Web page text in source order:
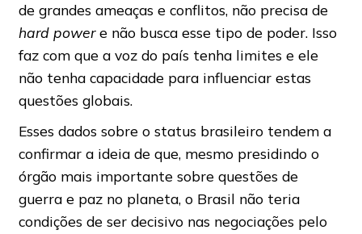
de grandes ameaças e conflitos, não precisa de
hard powere não busca esse tipo de poder. Isso
faz com que a voz do país tenha limites e ele
não tenha capacidade para influenciar estas
questões globais.
Esses dados sobre o status brasileiro tendem a
confirmar a ideia de que, mesmo presidindo o
órgão mais importante sobre questões de
guerra e paz no planeta, o Brasil não teria
condições de ser decisivo nas negociações pelo